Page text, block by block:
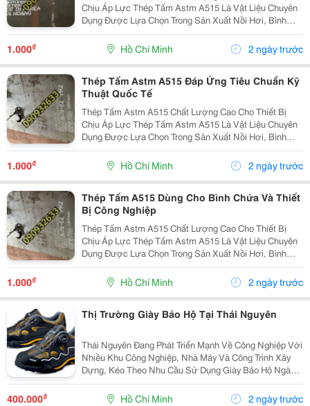
Chịu Áp Lực Thép Tấm Astm A515 Là Vật Liệu Chuyên
Dụng Được Lựa Chọn Trong Sản Xuất Nồi Hơi, Bình
Chịu Áp, Bồn Chứa Công Nghiệp Và Các Thiết Bị Làm
Việc Ở Nhiệt Độ Cao. Với Khả Năng Chịu Áp Lực Tốt,
1.000₫ Hồ Chí Minh 2 ngày trước
Thép Tấm Astm A515 Đáp Ứng Tiêu Chuẩn Kỹ
Thuật Quốc Tế
Thép Tấm Astm A515 Chất Lượng Cao Cho Thiết Bị
Chịu Áp Lực Thép Tấm Astm A515 Là Vật Liệu Chuyên
Dụng Được Lựa Chọn Trong Sản Xuất Nồi Hơi, Bình
Chịu Áp, Bồn Chứa Công Nghiệp Và Các Thiết Bị Làm
Việc Ở Nhiệt Độ Cao. Với Khả Năng Chịu Áp Lực Tốt,
1.000₫ Hồ Chí Minh 2 ngày trước
Thép Tấm A515 Dùng Cho Bình Chứa Và Thiết
Bị Công Nghiệp
Thép Tấm Astm A515 Chất Lượng Cao Cho Thiết Bị
Chịu Áp Lực Thép Tấm Astm A515 Là Vật Liệu Chuyên
Dụng Được Lựa Chọn Trong Sản Xuất Nồi Hơi, Bình
Chịu Áp, Bồn Chứa Công Nghiệp Và Các Thiết Bị Làm
Việc Ở Nhiệt Độ Cao. Với Khả Năng Chịu Áp Lực Tốt,
1.000₫ Hồ Chí Minh 2 ngày trước
Thị Trường Giày Bảo Hộ Tại Thái Nguyên
Thái Nguyên Đang Phát Triển Mạnh Về Công Nghiệp Với
Nhiều Khu Công Nghiệp, Nhà Máy Và Công Trình Xây
Dựng, Kéo Theo Nhu Cầu Sử Dụng Giày Bảo Hộ Ngày
Càng Tăng. Không Chỉ Giúp Bảo Vệ Đôi Chân Trước
Các Rủi Ro Trong Môi Trường Làm Việc, Giày Bảo Hộ
400.000₫ Hồ Chí Minh 2 ngày trước